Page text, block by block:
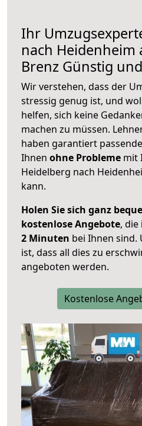
Ihr
nach Heidenheim
Brenz Günstig
Wir verstehen, dass der
stressig genug ist, und
helfen, sich keine
machen zu müssen.
haben garantiert
Ihnen ohne Probleme mit
Heidelberg nach
kann.
Holen Sie sich ganz
kostenlose Angebote,
2 Minuten bei Ihnen sind.
ist, dass all dies zu
angeboten werden.
Kostenlose